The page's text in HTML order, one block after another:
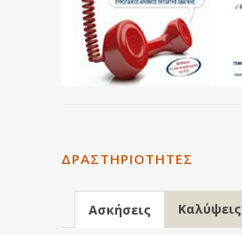
ΔΡΑΣΤΗΡΙΌΤΗΤΕΣ
Ασκήσεις Καλύψεις